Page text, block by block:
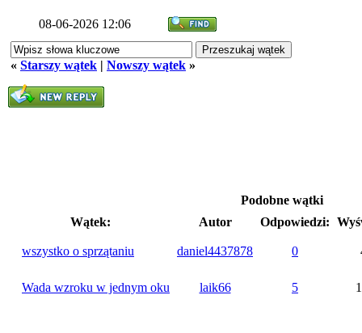
08-06-2026 12:06
« Starszy wątek | Nowszy wątek »
Podobne wątki
Wątek:
Autor Odpowiedzi:
wszystko o sprzątaniu daniel4437878 0
Wada wzroku w jednym oku laik66 5